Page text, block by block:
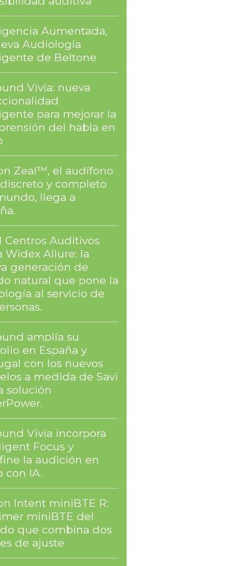
Aumentada,
Audiología
de Beltone
Vivia: nueva
para mejorar la
del habla en
Zeal™, el audífono
y completo
llega a
Centros Auditivos
Widex Allure: la
generación de
natural que pone la
al servicio de
amplía su
en España y
con los nuevos
a medida de Savi
solución
Vivia incorpora
Focus y
la audición en
con IA.
Intent miniBTE R:
miniBTE del
que combina dos
de ajuste